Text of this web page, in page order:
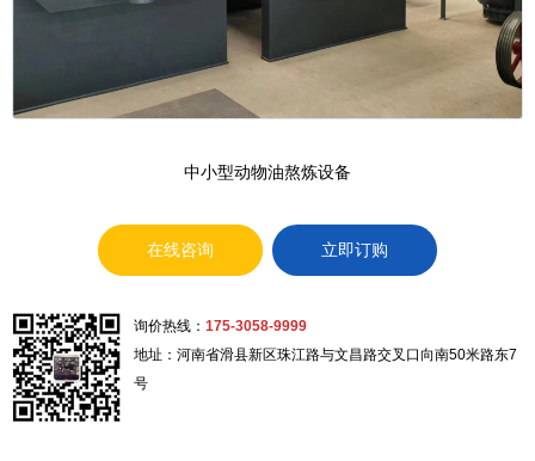
中小型动物油熬炼设备
在线咨询 立即订购
询价热线： 175-3058-9999
地址：河南省滑县新区珠江路与文昌路交叉口向南50米路东7
号